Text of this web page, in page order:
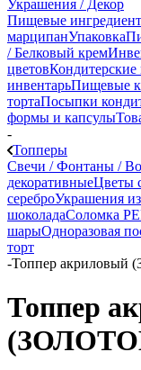
Украшения / Декор
Пищевые
марципанУпаковка
/ Белковый крем
цветов
инвентарьПищевые
тортаПосыпки
формы и капсулы
-
Топперы
Свечи / Фонтаны /
декоративныеЦветы
сереброУкрашения
шоколадаСоломка
шарыОдноразовая
торт
-Топпер акриловый
Топпер